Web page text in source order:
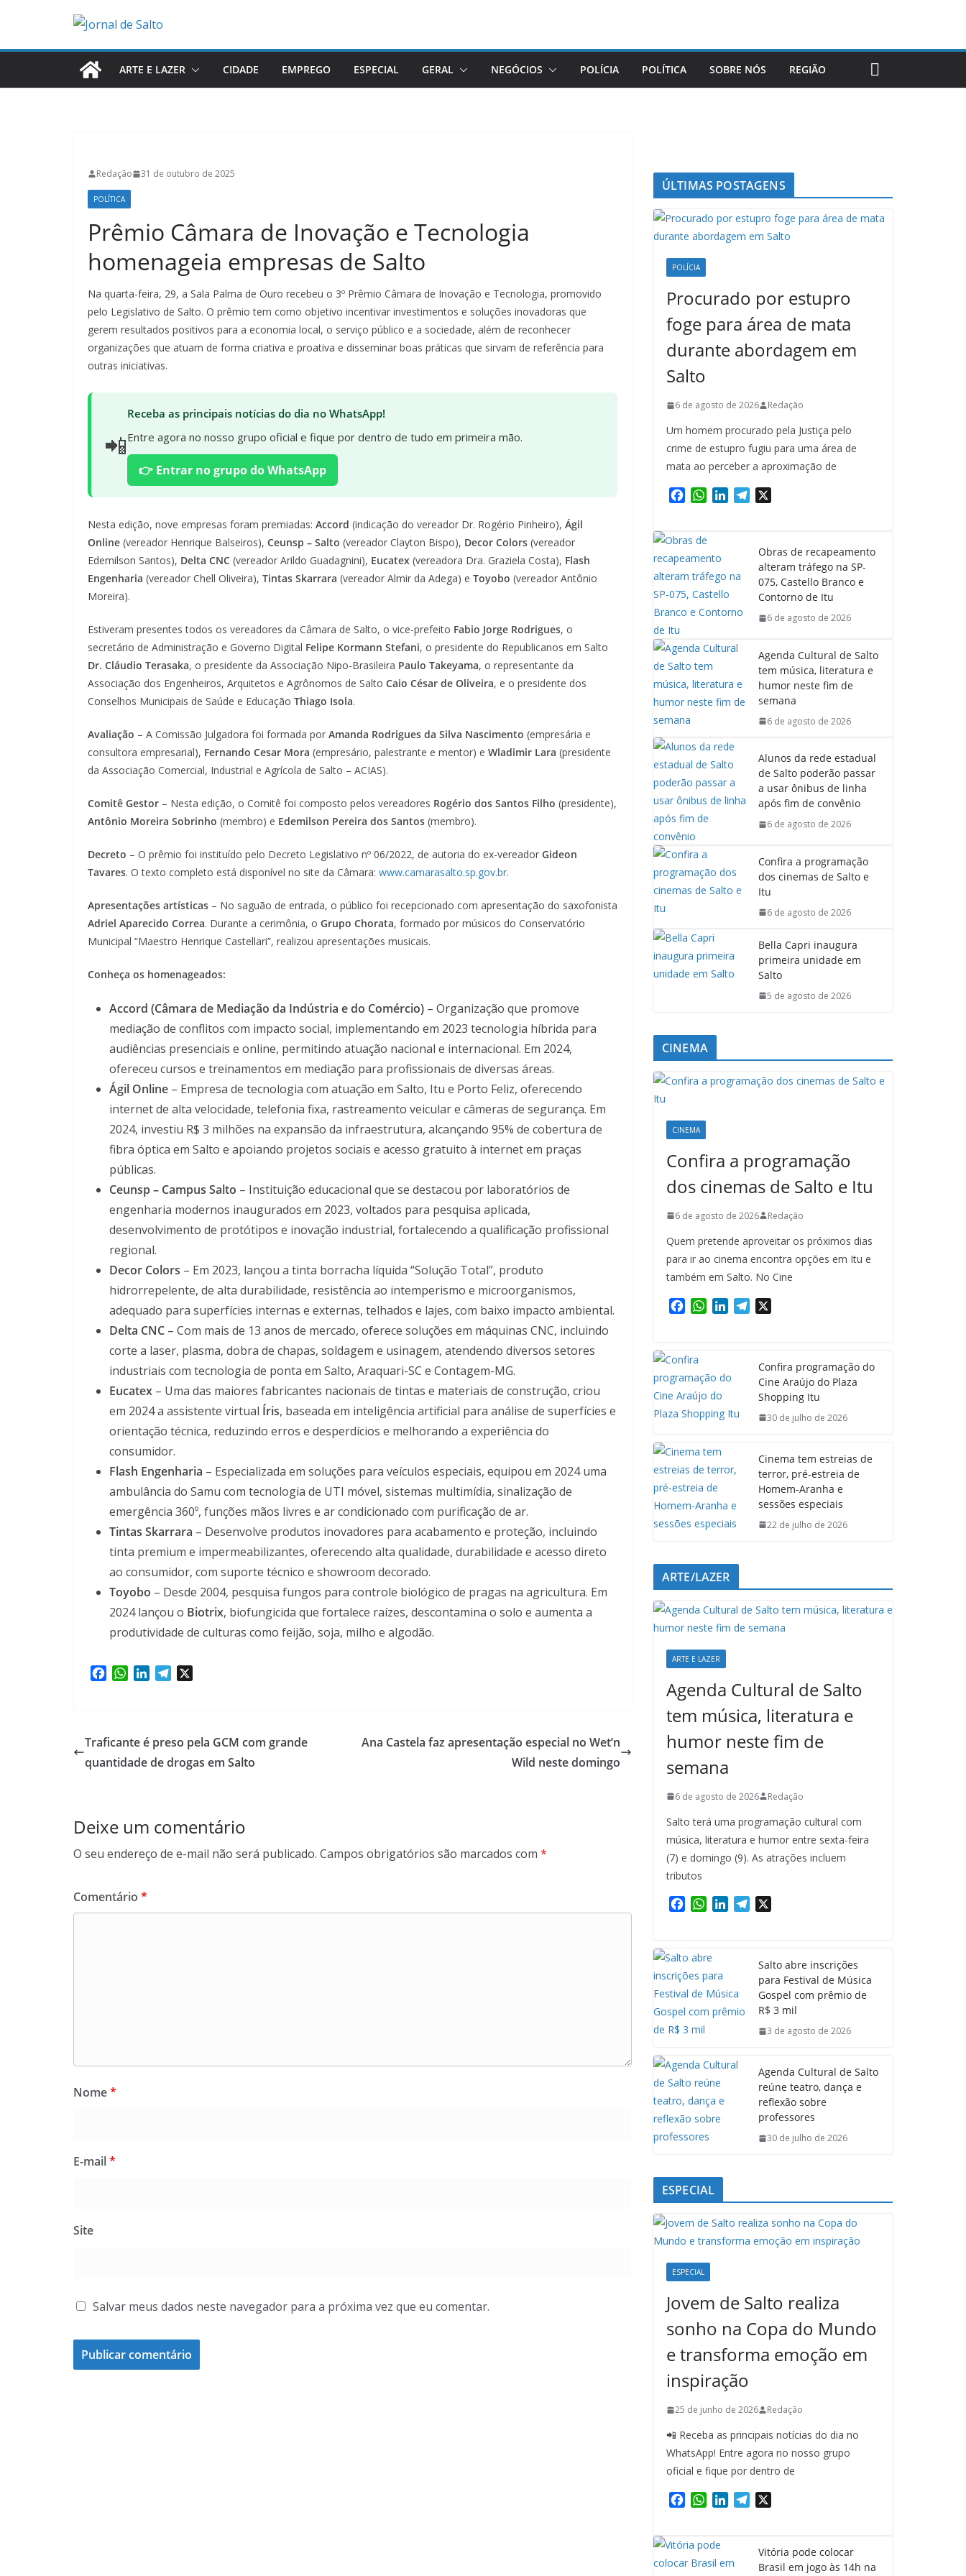
o
ARTE E LAZER CIDADE EMPREGO ESPECIAL GERAL NEGÓCIOS POLÍCIA POLÍTICA SOBRE NÓS REGIÃO
Redação 31 de outubro de 2025
POLÍTICA
Prêmio Câmara de Inovação e Tecnologia
homenageia empresas de Salto
Na quarta-feira, 29, a Sala Palma de Ouro recebeu o 3º Prêmio Câmara de Inovação e Tecnologia, promovido
pelo Legislativo de Salto. O prêmio tem como objetivo incentivar investimentos e soluções inovadoras que
gerem resultados positivos para a economia local, o serviço público e a sociedade, além de reconhecer
organizações que atuam de forma criativa e proativa e disseminar boas práticas que sirvam de referência para
outras iniciativas.
📲
Receba as principais notícias do dia no WhatsApp!
Entre agora no nosso grupo oficial e fique por dentro de tudo em primeira mão.
👉 Entrar no grupo do WhatsApp
Nesta edição, nove empresas foram premiadas: Accord (indicação do vereador Dr. Rogério Pinheiro), Ágil
Online (vereador Henrique Balseiros), Ceunsp – Salto (vereador Clayton Bispo), Decor Colors (vereador
Edemilson Santos), Delta CNC (vereador Arildo Guadagnini), Eucatex (vereadora Dra. Graziela Costa), Flash
Engenharia (vereador Chell Oliveira), Tintas Skarrara (vereador Almir da Adega) e Toyobo (vereador Antônio
Moreira).
Estiveram presentes todos os vereadores da Câmara de Salto, o vice-prefeito Fabio Jorge Rodrigues, o
secretário de Administração e Governo Digital Felipe Kormann Stefani, o presidente do Republicanos em Salto
Dr. Cláudio Terasaka, o presidente da Associação Nipo-Brasileira Paulo Takeyama, o representante da
Associação dos Engenheiros, Arquitetos e Agrônomos de Salto Caio César de Oliveira, e o presidente dos
Conselhos Municipais de Saúde e Educação Thiago Isola.
Avaliação – A Comissão Julgadora foi formada por Amanda Rodrigues da Silva Nascimento (empresária e
consultora empresarial), Fernando Cesar Mora (empresário, palestrante e mentor) e Wladimir Lara (presidente
da Associação Comercial, Industrial e Agrícola de Salto – ACIAS).
Comitê Gestor – Nesta edição, o Comitê foi composto pelos vereadores Rogério dos Santos Filho (presidente),
Antônio Moreira Sobrinho (membro) e Edemilson Pereira dos Santos (membro).
Decreto – O prêmio foi instituído pelo Decreto Legislativo nº 06/2022, de autoria do ex-vereador Gideon
Tavares. O texto completo está disponível no site da Câmara: www.camarasalto.sp.gov.br.
Apresentações artísticas – No saguão de entrada, o público foi recepcionado com apresentação do saxofonista
Adriel Aparecido Correa. Durante a cerimônia, o Grupo Chorata, formado por músicos do Conservatório
Municipal “Maestro Henrique Castellari”, realizou apresentações musicais.
Conheça os homenageados:
Accord (Câmara de Mediação da Indústria e do Comércio) – Organização que promove
mediação de conflitos com impacto social, implementando em 2023 tecnologia híbrida para
audiências presenciais e online, permitindo atuação nacional e internacional. Em 2024,
ofereceu cursos e treinamentos em mediação para profissionais de diversas áreas.
Ágil Online – Empresa de tecnologia com atuação em Salto, Itu e Porto Feliz, oferecendo
internet de alta velocidade, telefonia fixa, rastreamento veicular e câmeras de segurança. Em
2024, investiu R$ 3 milhões na expansão da infraestrutura, alcançando 95% de cobertura de
fibra óptica em Salto e apoiando projetos sociais e acesso gratuito à internet em praças
públicas.
Ceunsp – Campus Salto – Instituição educacional que se destacou por laboratórios de
engenharia modernos inaugurados em 2023, voltados para pesquisa aplicada,
desenvolvimento de protótipos e inovação industrial, fortalecendo a qualificação profissional
regional.
Decor Colors – Em 2023, lançou a tinta borracha líquida “Solução Total”, produto
hidrorrepelente, de alta durabilidade, resistência ao intemperismo e microorganismos,
adequado para superfícies internas e externas, telhados e lajes, com baixo impacto ambiental.
Delta CNC – Com mais de 13 anos de mercado, oferece soluções em máquinas CNC, incluindo
corte a laser, plasma, dobra de chapas, soldagem e usinagem, atendendo diversos setores
industriais com tecnologia de ponta em Salto, Araquari-SC e Contagem-MG.
Eucatex – Uma das maiores fabricantes nacionais de tintas e materiais de construção, criou
em 2024 a assistente virtual Íris, baseada em inteligência artificial para análise de superfícies e
orientação técnica, reduzindo erros e desperdícios e melhorando a experiência do
consumidor.
Flash Engenharia – Especializada em soluções para veículos especiais, equipou em 2024 uma
ambulância do Samu com tecnologia de UTI móvel, sistemas multimídia, sinalização de
emergência 360º, funções mãos livres e ar condicionado com purificação de ar.
Tintas Skarrara – Desenvolve produtos inovadores para acabamento e proteção, incluindo
tinta premium e impermeabilizantes, oferecendo alta qualidade, durabilidade e acesso direto
ao consumidor, com suporte técnico e showroom decorado.
Toyobo – Desde 2004, pesquisa fungos para controle biológico de pragas na agricultura. Em
2024 lançou o Biotrix, biofungicida que fortalece raízes, descontamina o solo e aumenta a
produtividade de culturas como feijão, soja, milho e algodão.
b
o
W
s
p
e
d
I
g
a
Traficante é preso pela GCM com grande
quantidade de drogas em Salto
Ana Castela faz apresentação especial no Wet’n
Wild neste domingo
Deixe um comentário
O seu endereço de e-mail não será publicado. Campos obrigatórios são marcados com *
Comentário *
Nome*
E-mail*
Site
Salvar meus dados neste navegador para a próxima vez que eu comentar.
ÚLTIMAS POSTAGENS
POLÍCIA
Procurado por estupro
foge para área de mata
durante abordagem em
Salto
6 de agosto de 2026 Redação
Um homem procurado pela Justiça pelo
crime de estupro fugiu para uma área de
mata ao perceber a aproximação de
e
b
o
o
W
s
A
p
d
I
Obras de recapeamento
alteram tráfego na SP-
075, Castello Branco e
Contorno de Itu
6 de agosto de 2026
Agenda Cultural de Salto
tem música, literatura e
humor neste fim de
semana
6 de agosto de 2026
Alunos da rede estadual
de Salto poderão passar
a usar ônibus de linha
após fim de convênio
6 de agosto de 2026
Confira a programação
dos cinemas de Salto e
Itu
6 de agosto de 2026
Bella Capri inaugura
primeira unidade em
Salto
5 de agosto de 2026
CINEMA
CINEMA
Confira a programação
dos cinemas de Salto e Itu
6 de agosto de 2026 Redação
Quem pretende aproveitar os próximos dias
para ir ao cinema encontra opções em Itu e
também em Salto. No Cine
e
b
o
o
k
W
A
p
p
d
n
m
Confira programação do
Cine Araújo do Plaza
Shopping Itu
30 de julho de 2026
Cinema tem estreias de
terror, pré-estreia de
Homem-Aranha e
sessões especiais
22 de julho de 2026
ARTE/LAZER
ARTE E LAZER
Agenda Cultural de Salto
tem música, literatura e
humor neste fim de
semana
6 de agosto de 2026 Redação
Salto terá uma programação cultural com
música, literatura e humor entre sexta-feira
(7) e domingo (9). As atrações incluem
tributos
o
o
k
W
A
p
p
I
n
m
Salto abre inscrições
para Festival de Música
Gospel com prêmio de
R$ 3 mil
3 de agosto de 2026
Agenda Cultural de Salto
reúne teatro, dança e
reflexão sobre
professores
30 de julho de 2026
ESPECIAL
ESPECIAL
Jovem de Salto realiza
sonho na Copa do Mundo
e transforma emoção em
inspiração
25 de junho de 2026 Redação
📲 Receba as principais notícias do dia no
WhatsApp! Entre agora no nosso grupo
oficial e fique por dentro de
e
b
W
t
s
e
Vitória pode colocar
Brasil em jogo às 14h na